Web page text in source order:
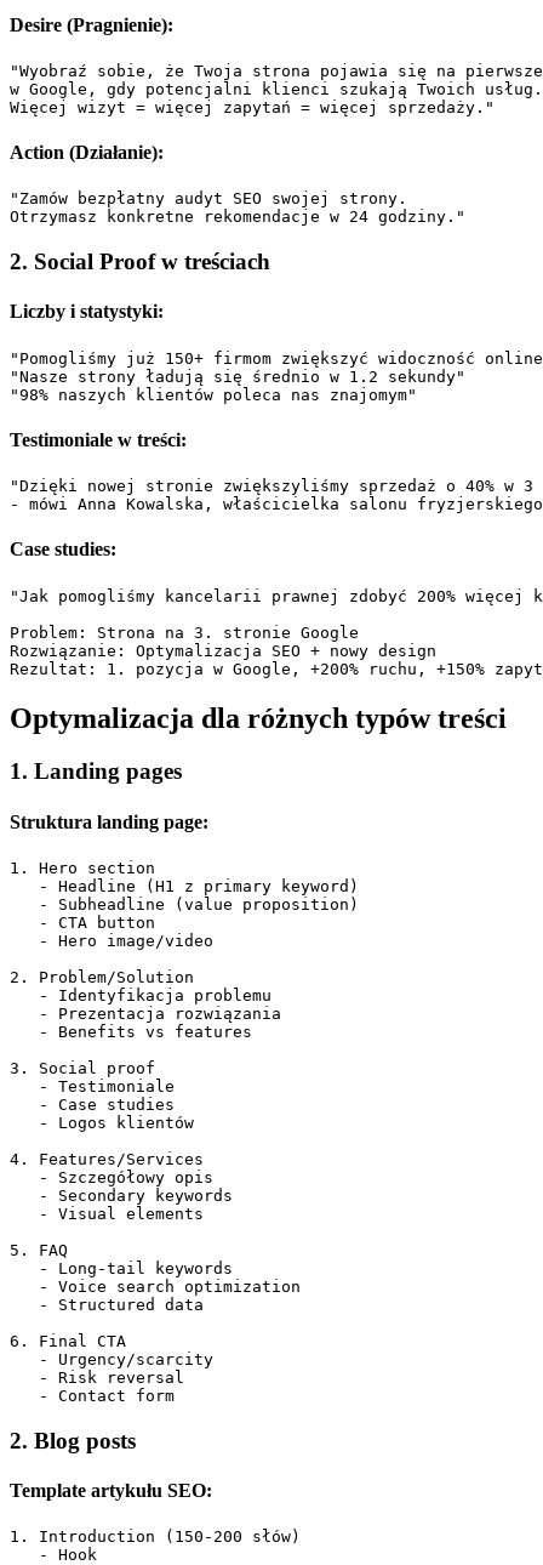
Desire (Pragnienie):
"Wyobraź sobie, że Twoja strona pojawia się na
w Google, gdy potencjalni klienci szukają Twoich
Action (Działanie):
"Zamów bezpłatny audyt SEO swojej strony.
2. Social Proof w treściach
Liczby i statystyki:
"Pomogliśmy już 150+ firmom zwiększyć widoczność
"Nasze strony ładują się średnio w 1.2 sekundy"
Testimoniale w treści:
"Dzięki nowej stronie zwiększyliśmy sprzedaż o 40% w
Case studies:
"Jak pomogliśmy kancelarii prawnej zdobyć 200% więcej
Problem: Strona na 3. stronie Google
Rozwiązanie: Optymalizacja SEO + nowy design
Optymalizacja dla różnych typów treści
1. Landing pages
Struktura landing page:
1. Hero section
   - Headline (H1 z primary keyword)
   - Subheadline (value proposition)
   - CTA button
   - Hero image/video
2. Problem/Solution
   - Identyfikacja problemu
   - Prezentacja rozwiązania
   - Benefits vs features
3. Social proof
   - Testimoniale
   - Case studies
   - Logos klientów
4. Features/Services
   - Szczegółowy opis
   - Secondary keywords
   - Visual elements
5. FAQ
   - Long-tail keywords
   - Voice search optimization
   - Structured data
6. Final CTA
   - Urgency/scarcity
   - Risk reversal
2. Blog posts
Template artykułu SEO:
1. Introduction (150-200 słów)
   - Hook